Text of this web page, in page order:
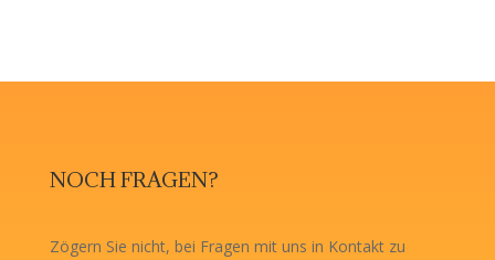
NOCH FRAGEN?
Zögern Sie nicht, bei Fragen mit uns in Kontakt zu